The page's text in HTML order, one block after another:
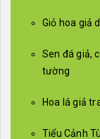
Giỏ hoa giả
Sen đá giả,
tường
Hoa lá giả
Tiểu Cảnh